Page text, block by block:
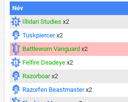
Név
Illidari Studies x2
Tuskpiercer x2
Battleworn Vanguard x2
Felfire Deadeye x2
Razorboar x2
Razorfen Beastmaster x2